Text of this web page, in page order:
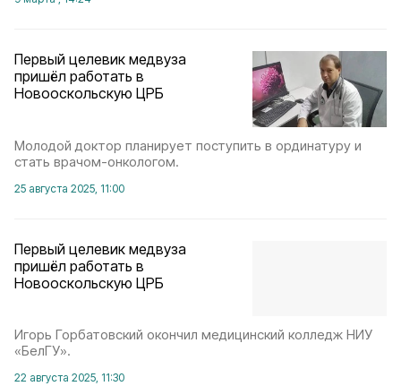
Первый целевик медвуза
пришёл работать в
Новооскольскую ЦРБ
Молодой доктор планирует поступить в ординатуру и
стать врачом-онкологом.
25 августа 2025, 11:00
Первый целевик медвуза
пришёл работать в
Новооскольскую ЦРБ
Игорь Горбатовский окончил медицинский колледж НИУ
«БелГУ».
22 августа 2025, 11:30